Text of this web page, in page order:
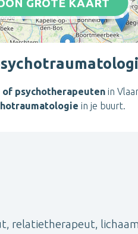
GROTE KAART
psychotherapeuten in
in je buurt.
relatietherapeut,